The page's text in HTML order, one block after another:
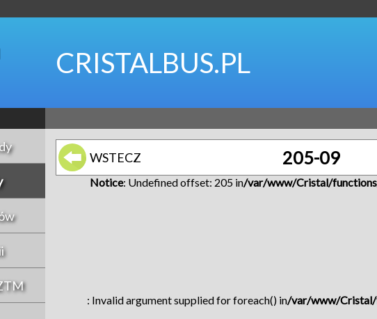
CRISTALBUS.PL
WSTECZ 205-09
Notice: Undefined offset: 205 in/var/www/Cristal/
: Invalid argument supplied for foreach() in/var/www/Cristal/